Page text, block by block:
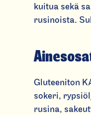
kuitua sekä
rusinoista.
Gluteeniton
sokeri,
rusina,